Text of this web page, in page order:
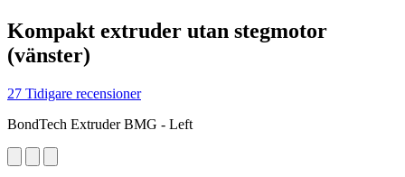
Kompakt extruder utan stegmotor
(vänster)
27 Tidigare recensioner
BondTech Extruder BMG - Left